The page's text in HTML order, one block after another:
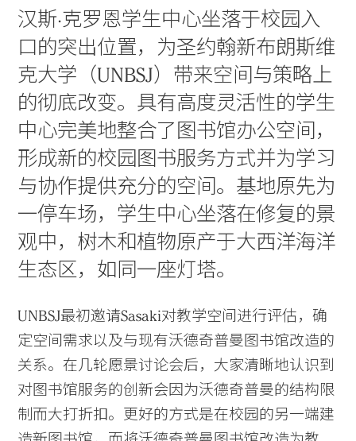
汉斯·克罗恩学生中心坐落于校园入
口的突出位置，为圣约翰新布朗斯维
克大学（UNBSJ）带来空间与策略上
的彻底改变。具有高度灵活性的学生
中心完美地整合了图书馆办公空间，
形成新的校园图书服务方式并为学习
与协作提供充分的空间。基地原先为
一停车场，学生中心坐落在修复的景
观中，树木和植物原产于大西洋海洋
生态区，如同一座灯塔。
UNBSJ最初邀请Sasaki对教学空间进行评估，确
定空间需求以及与现有沃德奇普曼图书馆改造的
关系。在几轮愿景讨论会后，大家清晰地认识到
对图书馆服务的创新会因为沃德奇普曼的结构限
制而大打折扣。更好的方式是在校园的另一端建